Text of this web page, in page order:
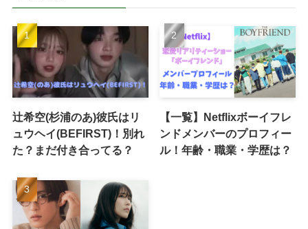
辻希空(杉浦のあ)彼氏はリ
ュウヘイ(BEFIRST)！別れ
た？まだ付き合ってる？
【一覧】Netflixボーイフレ
ンドメンバーのプロフィー
ル！年齢・職業・学歴は？